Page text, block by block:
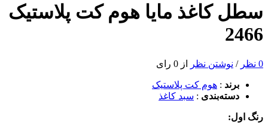
سطل کاغذ مایا هوم کت پلاستیک
2466
0 نظر / نوشتن نظر از 0 رای
برند : هوم کت پلاستیک
دسته‌بندی : سبد کاغذ
رنگ اول: